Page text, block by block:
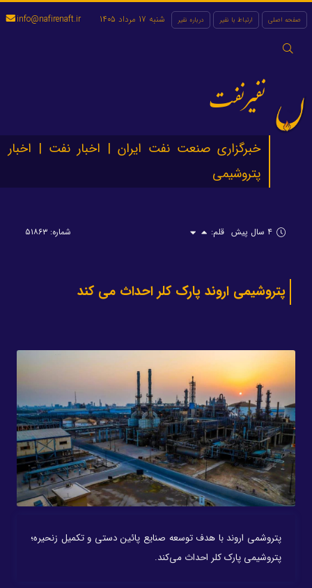
صفحه اصلی ارتباط با نفیر درباره نفیر
جستجو
شنبه 17 مرداد 1405 info@nafirenaft.ir
نفیرنفت
خبرگزاری صنعت نفت ایران | اخبار نفت | اخبار
پتروشیمی
۴ سال پیش قلم: شماره: ۵۱۸۶۳
پتروشیمی اروند پارک کلر احداث می کند
پتروشمی اروند با هدف توسعه صنایع پائین دستی و تکمیل زنحیره؛
پتروشیمی پارک کلر احداث می‌کند.